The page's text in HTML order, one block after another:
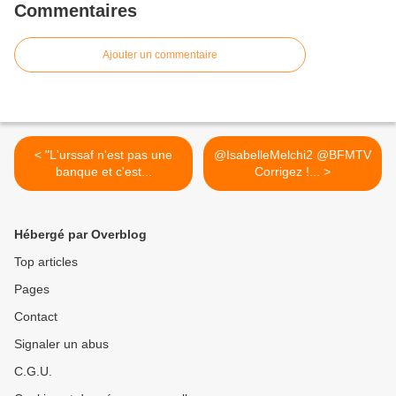
Commentaires
Ajouter un commentaire
< "L'urssaf n'est pas une
banque et c'est...
@IsabelleMelchi2 @BFMTV
Corrigez !... >
Hébergé par Overblog
Top articles
Pages
Contact
Signaler un abus
C.G.U.